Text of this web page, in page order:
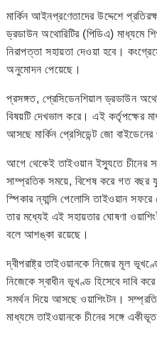
মার্কিন আইনপ্রণেতাদের উদ্দেশে
ড্রডাউন অথোরিটির (পিডিএ) মাধ্যমে
নিরাপত্তা সহায়তা দেওয়া হবে।
অনুমোদন পেয়েছে।
প্রসঙ্গত, প্রেসিডেনশিয়াল ড্রডাউন
বিষয়টি দেখভাল করে। এই কর্তৃপক্ষের
আসছে মার্কিন প্রেসিডেন্ট জো
আগে থেকেই তাইওয়ান ইস্যুতে চীনের
সাম্প্রতিক সময়ে, বিশেষ করে গত বছর
স্পিকার ন্যান্সি পেলোসি তাইওয়ান
তার মধ্যেই এই সহায়তার ঘোষণা
বলে আশঙ্কা রয়েছে।
দ্বীপরাষ্ট্র তাইওয়ানকে নিজের মূল
নিজেকে স্বাধীন ভূখণ্ড হিসেবে দাবি
সমর্থন দিয়ে আসছে ওয়াশিংটন। সম্প্রতি
মাধ্যমে তাইওয়ানকে চীনের সঙ্গে